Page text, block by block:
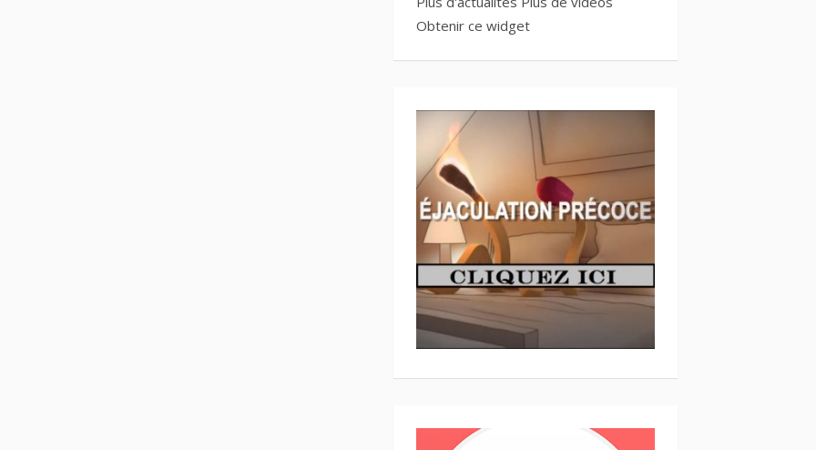
Obtenir ce widget